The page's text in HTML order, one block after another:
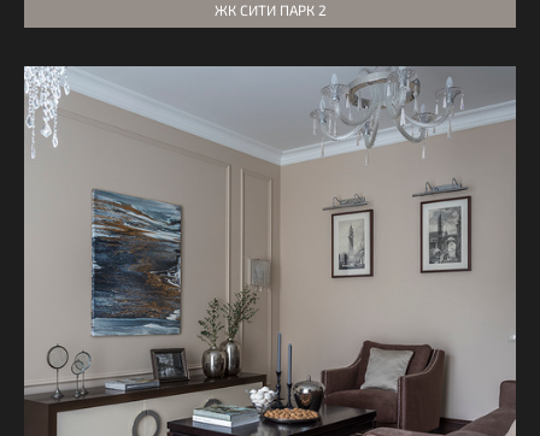
ЖК СИТИ ПАРК 2